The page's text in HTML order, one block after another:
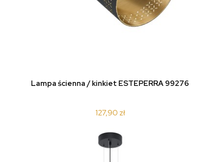
Lampa ścienna / kinkiet ESTEPERRA 99276
127,90 zł